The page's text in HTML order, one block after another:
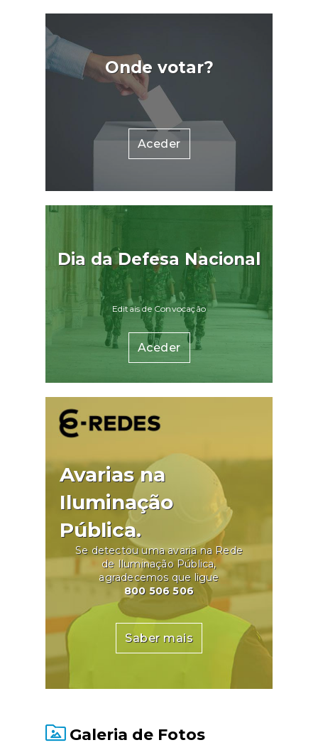
Onde votar?
Aceder
Dia da Defesa Nacional
Editais de Convocação
Aceder
Avarias na
Iluminação
Pública.
Se detectou uma avaria na Rede
de Iluminação Pública,
agradecemos que ligue
800 506 506
Saber mais
Galeria de Fotos